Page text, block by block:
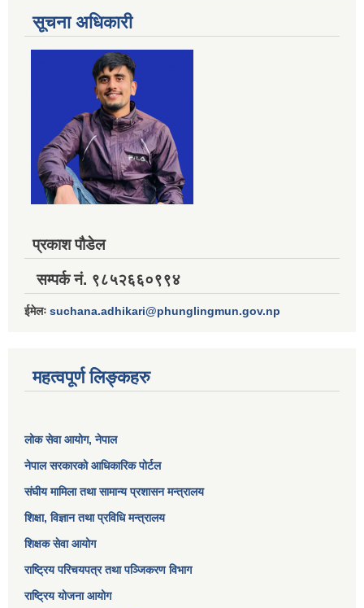
सूचना अधिकारी
प्रकाश पौडेल
सम्पर्क नं. ९८५२६६०९९४
ईमेलः suchana.adhikari@phunglingmun.gov.np
महत्वपूर्ण लिङ्कहरु
लोक सेवा आयोग, नेपाल
नेपाल सरकारको आधिकारिक पोर्टल
संघीय मामिला तथा सामान्य प्रशासन मन्त्रालय
शिक्षा, विज्ञान तथा प्रविधि मन्त्रालय
शिक्षक सेवा आयोग
राष्ट्रिय परिचयपत्र तथा पञ्जिकरण विभाग
राष्ट्रिय योजना आयोग